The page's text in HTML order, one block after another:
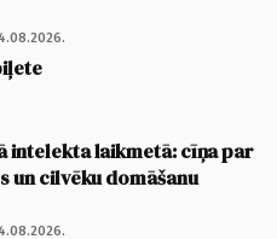
intelekta laikmetā: cīņa par
un cilvēku domāšanu